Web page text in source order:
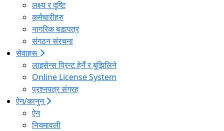
लक्ष्य र दृष्टि
कर्मचारीहरु
नागरिक बडापत्र
संगठन संरचना
सेवाहरू
लाइसेन्स प्रिन्ट हेर्ने र बुझिलिने
Online License System
प्रश्नपत्र संग्रह
ऐन/कानुन
ऐन
नियमावली